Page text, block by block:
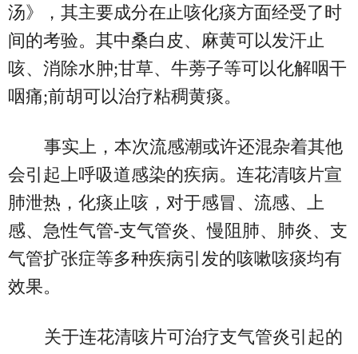
汤》，其主要成分在止咳化痰方面经受了时
间的考验。其中桑白皮、麻黄可以发汗止
咳、消除水肿;甘草、牛蒡子等可以化解咽干
咽痛;前胡可以治疗粘稠黄痰。
事实上，本次流感潮或许还混杂着其他
会引起上呼吸道感染的疾病。连花清咳片宣
肺泄热，化痰止咳，对于感冒、流感、上
感、急性气管-支气管炎、慢阻肺、肺炎、支
气管扩张症等多种疾病引发的咳嗽咳痰均有
效果。
关于连花清咳片可治疗支气管炎引起的